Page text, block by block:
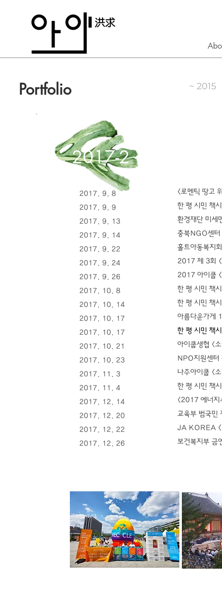
Portfolio ~ 2015
2017. 9. 8
2017. 9. 9
2017. 9. 13
2017. 9. 14
2017. 9. 22
2017. 9. 24
2017. 9. 26
2017. 10. 8
2017. 10. 14
2017. 10. 17
2017. 10. 17
2017. 10. 21
2017. 10. 23
2017. 11. 3
2017. 11. 4
2017. 12. 14
2017. 12. 20
2017. 12. 22
2017. 12. 26
2017-2
<로멘틱 땅고
한 평 시민 책
환경재단 미
충북NGO센터
홀트아동복지
2017 제 3회 <
2017 아이쿱 <
한 평 시민 책
한 평 시민
아름다운가게
한 평 시민 책
아이쿱생협 <
NPO지원센터
나주아이쿱 <
한 평 시민
<2017 에너지
교육부 범국민
JA KOREA
보건복지부 금